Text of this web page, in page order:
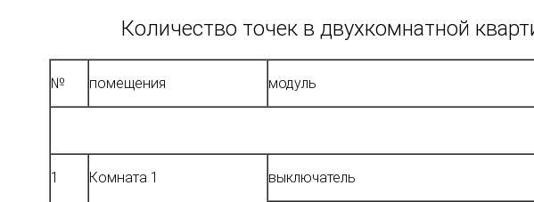
Количество точек в двухкомнатной
№ помещения модуль
1 Комната 1 выключатель